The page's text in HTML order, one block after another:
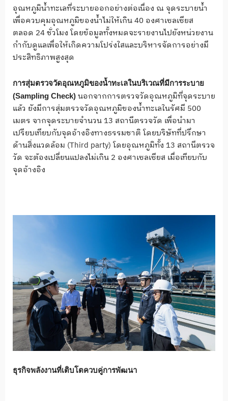
อุณหภูมิน้ำทะเลที่ระบายออกอย่างต่อเนื่อง ณ จุดระบายน้ำ
เพื่อควบคุมอุณหภูมิของน้ำไม่ให้เกิน 40 องศาเซลเซียส
ตลอด 24 ชั่วโมง โดยข้อมูลทั้งหมดจะรายงานไปยังหน่วยงาน
กำกับดูแลเพื่อให้เกิดความโปร่งใสและบริหารจัดการอย่างมี
ประสิทธิภาพสูงสุด
การสุ่มตรวจวัดอุณหภูมิของน้ำทะเลในบริเวณที่มีการระบาย
(Sampling Check) นอกจากการตรวจวัดอุณหภูมิที่จุดระบาย
แล้ว ยังมีการสุ่มตรวจวัดอุณหภูมิของน้ำทะเลในรัศมี 500
เมตร จากจุดระบายจำนวน 13 สถานีตรวจวัด เพื่อนำมา
เปรียบเทียบกับจุดอ้างอิงทางธรรมชาติ โดยบริษัทที่ปรึกษา
ด้านสิ่งแวดล้อม (Third party) โดยอุณหภูมิทั้ง 13 สถานีตรวจ
วัด จะต้องเปลี่ยนแปลงไม่เกิน 2 องศาเซลเซียส เมื่อเทียบกับ
จุดอ้างอิง
ธุรกิจพลังงานที่เติบโตควบคู่การพัฒนา